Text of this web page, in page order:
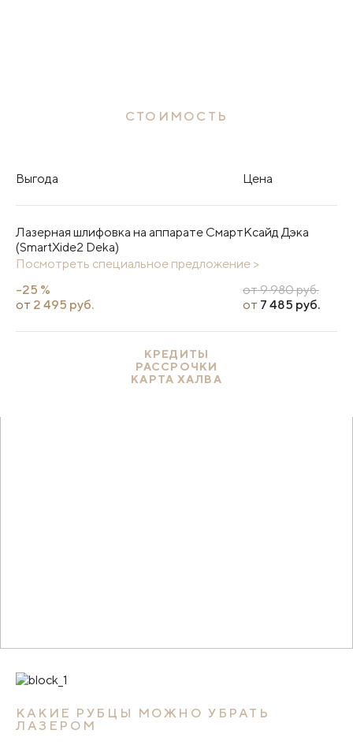
СТОИМОСТЬ
Выгода Цена
Лазерная шлифовка на аппарате СмартКсайд Дэка
(SmartXide2 Deka)
Посмотреть специальное предложение >
-25 %
от 2 495 руб.
от 9 980 руб.
от 7 485 руб.
КРЕДИТЫ
РАССРОЧКИ
КАРТА ХАЛВА
КАКИЕ РУБЦЫ МОЖНО УБРАТЬ
ЛАЗЕРОМ